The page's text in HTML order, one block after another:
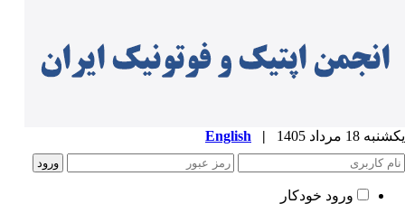
18 مرداد 1405 |
English
ورود خودکار